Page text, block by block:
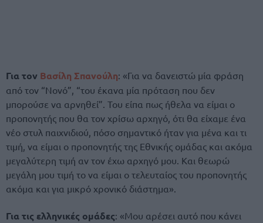
Για τον Βασίλη Σπανούλη: «Για να δανειστώ μία φράση
από τον “Νονό”, “του έκανα μία πρόταση που δεν
μπορούσε να αρνηθεί”. Του είπα πως ήθελα να είμαι ο
προπονητής που θα τον χρίσω αρχηγό, ότι θα είχαμε ένα
νέο στυλ παιχνιδιού, πόσο σημαντικό ήταν για μένα και τι
τιμή, να είμαι ο προπονητής της Εθνικής ομάδας και ακόμα
μεγαλύτερη τιμή αν τον έχω αρχηγό μου. Και θεωρώ
μεγάλη μου τιμή το να είμαι ο τελευταίος του προπονητής
ακόμα και για μικρό χρονικό διάστημα».
Για τις ελληνικές ομάδες: «Μου αρέσει αυτό που κάνει